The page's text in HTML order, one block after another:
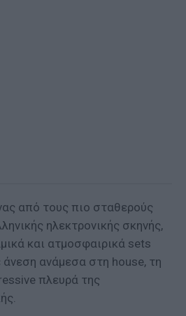
από τους πιο σταθερούς
ηλεκτρονικής σκηνής,
και ατμοσφαιρικά sets
άνεση ανάμεσα στη house, τη
πλευρά της